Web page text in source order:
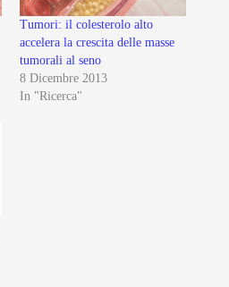
Tumori: il colesterolo alto
accelera la crescita delle masse
tumorali al seno
8 Dicembre 2013
In "Ricerca"